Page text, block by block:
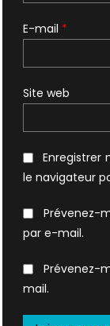
E-mail *
Site web
Enregistrer
le navigateur
Prévenez-
par e-mail.
Prévenez-
mail.